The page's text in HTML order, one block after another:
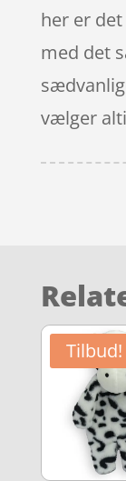
her er
med det
vælger
Tilbud!